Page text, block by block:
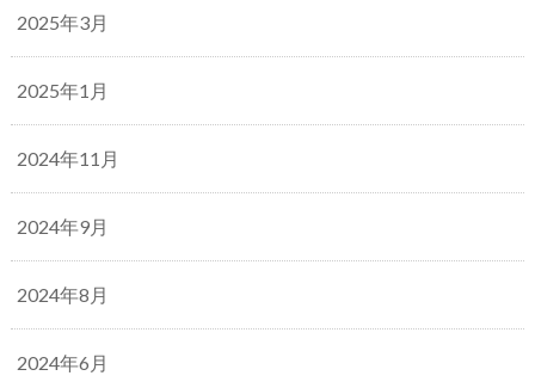
2025年3月
2025年1月
2024年11月
2024年9月
2024年8月
2024年6月